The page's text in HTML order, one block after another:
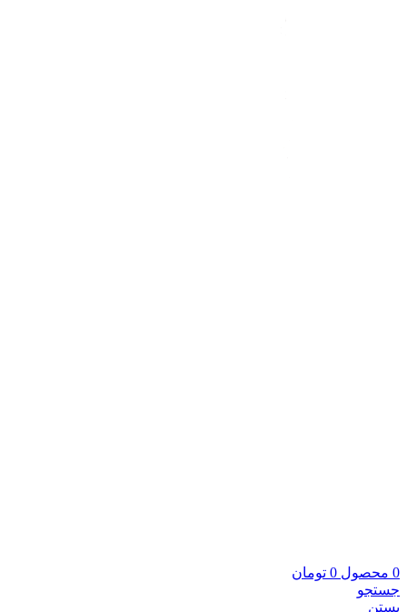
0 محصول 0 تومان
جستجو
بستن